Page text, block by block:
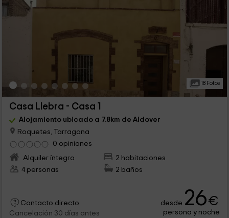
18 Fotos
Casa Llebra - Casa 1
Alojamiento ubicado a 7.8km de Aldover
Roquetes, Tarragona
0 opiniones
Alquiler íntegro
2 habitaciones
4 personas
2 baños
Contacto directo
Cancelación 30 días antes
desde 26€
persona y noche